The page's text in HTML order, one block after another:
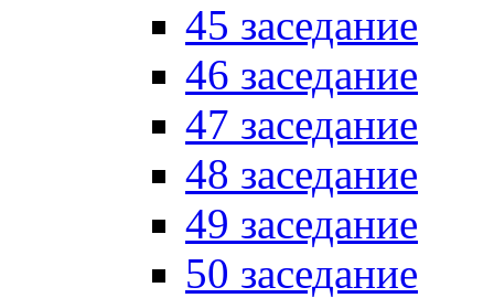
45 заседание
46 заседание
47 заседание
48 заседание
49 заседание
50 заседание